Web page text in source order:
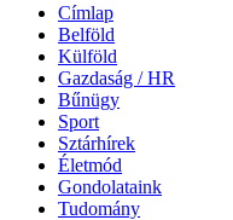
Címlap
Belföld
Külföld
Gazdaság / HR
Bűnügy
Sport
Sztárhírek
Életmód
Gondolataink
Tudomány